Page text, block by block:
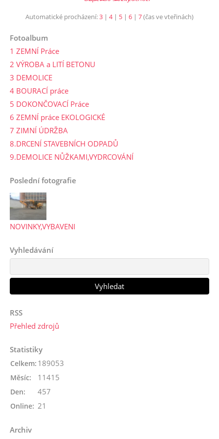
Automatické procházení:3 | 4| 5 | 6 | 7(čas ve vteřinách)
Fotoalbum
1 ZEMNÍ Práce
2 VÝROBA a LITÍ BETONU
3 DEMOLICE
4 BOURACÍ práce
5 DOKONČOVACÍ Práce
6 ZEMNÍ práce EKOLOGICKÉ
7 ZIMNÍ ÚDRŽBA
8.DRCENÍ STAVEBNÍCH ODPADŮ
9.DEMOLICE NŮŽKAMI,VYDRCOVÁNÍ
Poslední fotografie
NOVINKY,VYBAVENI
Vyhledávání
RSS
Přehled zdrojů
Statistiky
Online: 21
Celkem: 189053
Měsíc: 11415
Den: 457
Archiv